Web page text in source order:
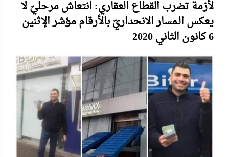
لأزمة تضرب القطاع العقاري: انتعاش مرحليّ لا
يعكس الـمسار الانحداريّ بالأرقام مؤشر الإثنين
6 كانون الثاني 2020